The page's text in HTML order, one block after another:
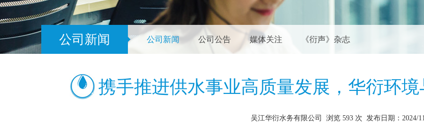
公司新闻 公司新闻 公司公告 媒体关注 《衍声》杂志
携手推进供水事业高质量发展，华衍环
吴江华衍水务有限公司 浏览 593 次 发布日期：2024/